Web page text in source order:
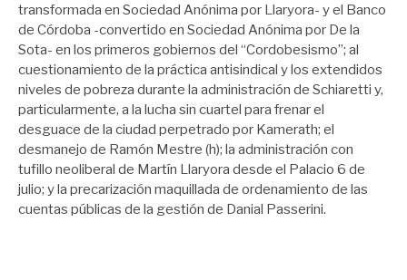
transformada en Sociedad Anónima por Llaryora- y el Banco
de Córdoba -convertido en Sociedad Anónima por De la
Sota- en los primeros gobiernos del “Cordobesismo”; al
cuestionamiento de la práctica antisindical y los extendidos
niveles de pobreza durante la administración de Schiaretti y,
particularmente, a la lucha sin cuartel para frenar el
desguace de la ciudad perpetrado por Kamerath; el
desmanejo de Ramón Mestre (h); la administración con
tufillo neoliberal de Martín Llaryora desde el Palacio 6 de
julio; y la precarización maquillada de ordenamiento de las
cuentas públicas de la gestión de Danial Passerini.